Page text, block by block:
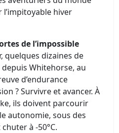
hiver
de l’impossible
quelques dizaines de
Whitehorse, au
d’endurance
? Survivre et avancer. À
ils doivent parcourir
autonomie, sous des
à -50°C.